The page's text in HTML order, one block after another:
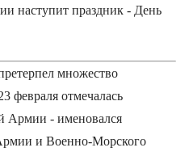
наступит праздник - День
множество
февраля отмечалась
Армии - именовался
и Военно-Морского